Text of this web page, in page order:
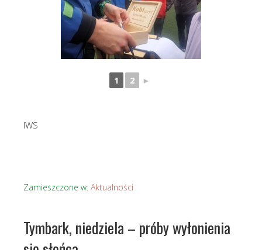
1 2 ►
IWS
Zamieszczone w: Aktualności
Tymbark, niedziela – próby wyłonienia